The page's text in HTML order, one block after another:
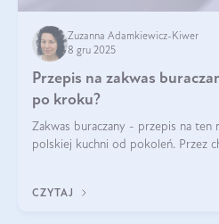
Zuzanna Adamkiewicz-Kiwer
8 gru 2025
Przepis na zakwas
po kroku?
Zakwas buraczany - przepis na ten
polskiej kuchni od pokoleń. Przez
CZYTAJ